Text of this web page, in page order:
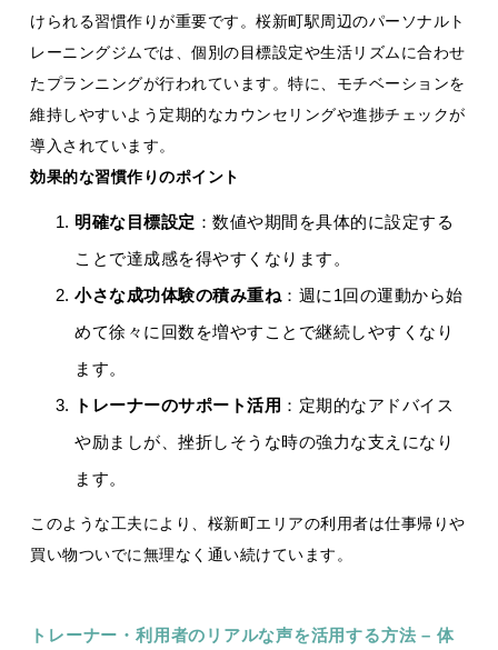
けられる習慣作りが重要です。桜新町駅周辺のパーソナルト
レーニングジムでは、個別の目標設定や生活リズムに合わせ
たプランニングが行われています。特に、モチベーションを
維持しやすいよう定期的なカウンセリングや進捗チェックが
導入されています。
効果的な習慣作りのポイント
明確な目標設定 ：数値や期間を具体的に設定する
ことで達成感を得やすくなります。
小さな成功体験の積み重ね ：週に1回の運動から始
めて徐々に回数を増やすことで継続しやすくなり
ます。
トレーナーのサポート活用 ：定期的なアドバイス
や励ましが、挫折しそうな時の強力な支えになり
ます。
このような工夫により、桜新町エリアの利用者は仕事帰りや
買い物ついでに無理なく通い続けています。
トレーナー・利用者のリアルな声を活用する方法 – 体